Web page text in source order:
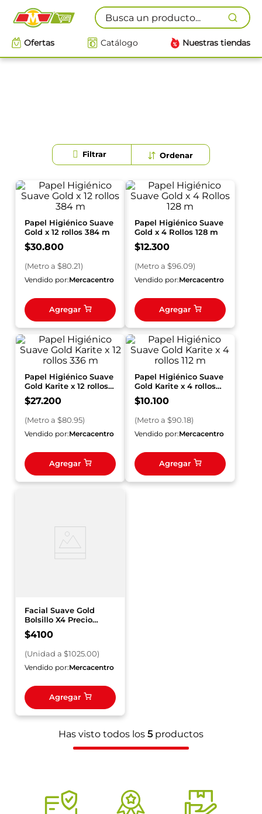
Busca un producto...
Ofertas Catálogo Nuestras tiendas
Papel Higiénico Suave
Gold x 12 rollos 384 m
$30.800
(Metroa $80.21)
Vendido por:Mercacentro
Agregar
Papel Higiénico Suave
Gold x 4 Rollos 128 m
$12.300
(Metroa $96.09)
Vendido por:Mercacentro
Agregar
Papel Higiénico Suave
Gold Karite x 12 rollos
336 m
$27.200
(Metroa $80.95)
Vendido por:Mercacentro
Agregar
Papel Higiénico Suave
Gold Karite x 4 rollos
112 m
$10.100
(Metroa $90.18)
Vendido por:Mercacentro
Agregar
Facial Suave Gold
Bolsillo X4 Precio
Especial
$4100
(Unidad a $1025.00)
Vendido por:Mercacentro
Agregar
Has visto todos los 5 productos